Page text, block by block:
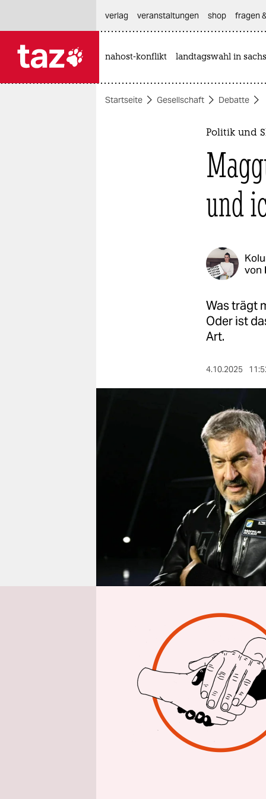
themen
fragen & hilfe
unterstützen
epaper login
verlag
veranstaltungen shop fragen
nahost-konflikt landtagswahl in
Startseite Gesellschaft Debatte
Politik und
und
von
Was trägt
Oder ist
Art.
4.10.2025
H
der